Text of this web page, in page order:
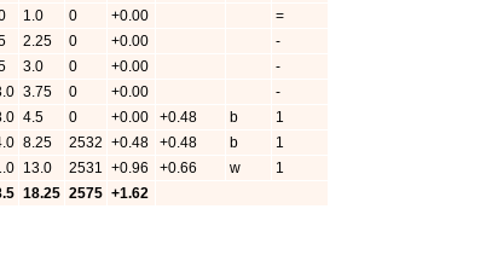
1.0 0 +0.00
=
2.25 0 +0.00
-
3.0 0 +0.00
-
3.75 0 +0.00
-
4.5 0 +0.00 +0.48 b
1
8.25 2532 +0.48 +0.48 b
1
13.0 2531 +0.96 +0.66 w
1
18.25 2575 +1.62